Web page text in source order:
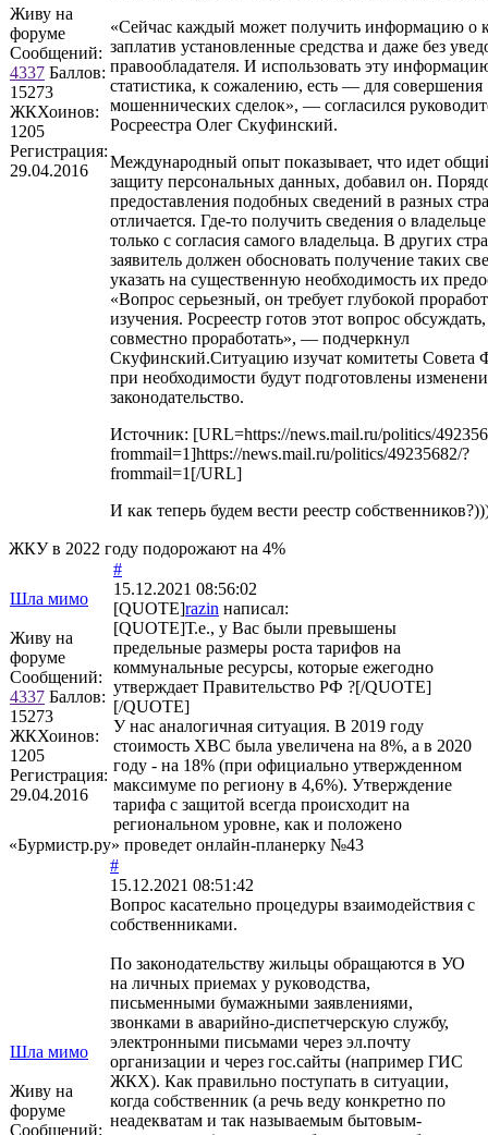
Живу на
форуме
Сообщений:
4337 Баллов:
15273
ЖКХоинов:
1205
Регистрация:
29.04.2016
«Сейчас каждый может получить информацию о
заплатив установленные средства и даже без
правообладателя. И использовать эту
статистика, к сожалению, есть — для совершения
мошеннических сделок», — согласился
Росреестра Олег Скуфинский.
Международный опыт показывает, что идет
защиту персональных данных, добавил он.
предоставления подобных сведений в разных
отличается. Где-то получить сведения о
только с согласия самого владельца. В других
заявитель должен обосновать получение таких
указать на существенную необходимость их
«Вопрос серьезный, он требует глубокой
изучения. Росреестр готов этот вопрос
совместно проработать», — подчеркнул
Скуфинский.Ситуацию изучат комитеты Совета
при необходимости будут подготовлены
законодательство.
Источник: [URL=https://news.mail.ru/politics/
frommail=1]https://news.mail.ru/politics/49235682/?
frommail=1[/URL]
И как теперь будем вести реестр
ЖКУ в 2022 году подорожают на 4%
Шла мимо
Живу на
форуме
Сообщений:
4337 Баллов:
15273
ЖКХоинов:
1205
Регистрация:
29.04.2016
#
15.12.2021 08:56:02
[QUOTE]razin написал:
[QUOTE]Т.е., у Вас были превышены
предельные размеры роста тарифов на
коммунальные ресурсы, которые ежегодно
утверждает Правительство РФ ?[/QUOTE]
[/QUOTE]
У нас аналогичная ситуация. В 2019 году
стоимость ХВС была увеличена на 8%, а в 2020
году - на 18% (при официально утвержденном
максимуме по региону в 4,6%). Утверждение
тарифа с защитой всегда происходит на
региональном уровне, как и положено
«Бурмистр.ру» проведет онлайн-планерку №43
Шла мимо
Живу на
форуме
Сообщений:
#
15.12.2021 08:51:42
Вопрос касательно процедуры взаимодействия с
собственниками.
По законодательству жильцы обращаются в УО
на личных приемах у руководства,
письменными бумажными заявлениями,
звонками в аварийно-диспетчерскую службу,
электронными письмами через эл.почту
организации и через гос.сайты (например ГИС
ЖКХ). Как правильно поступать в ситуации,
когда собственник (а речь веду конкретно по
неадекватам и так называемым бытовым-